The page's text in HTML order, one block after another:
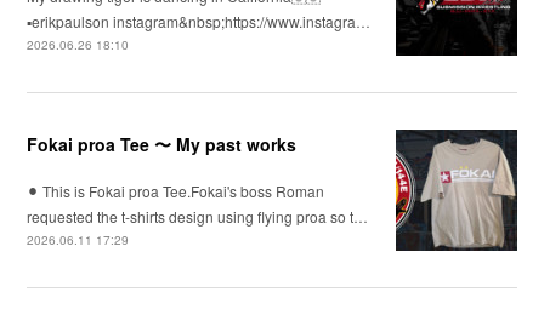
▪️erikpaulson instagram&nbsp;https://www.instagra…
2026.06.26 18:10
Fokai proa Tee 〜 My past works
⚫︎ This is Fokai proa Tee.Fokai's boss Roman
requested the t-shirts design using flying proa so t…
2026.06.11 17:29